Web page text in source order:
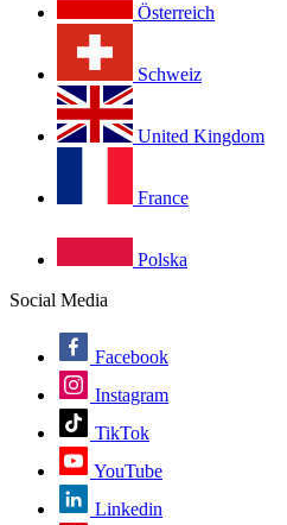
Österreich
Schweiz
United Kingdom
France
Polska
Social Media
Facebook
Instagram
TikTok
YouTube
Linkedin